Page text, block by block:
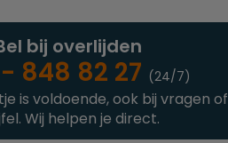
bij overlijden
848 82 27 (24/7)
is voldoende, ook bij vragen of
Wij helpen je direct.